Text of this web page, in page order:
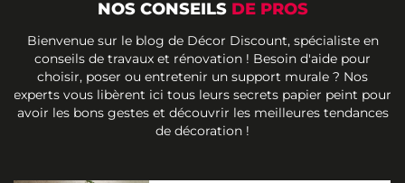
NOS CONSEILS DE PROS
Bienvenue sur le blog de Décor Discount, spécialiste en
conseils de travaux et rénovation ! Besoin d'aide pour
choisir, poser ou entretenir un support murale ? Nos
experts vous libèrent ici tous leurs secrets papier peint pour
avoir les bons gestes et découvrir les meilleures tendances
de décoration !